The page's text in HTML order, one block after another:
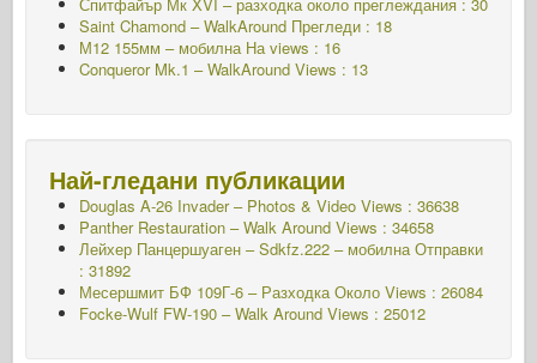
Saint Chamond – WalkAround Прегледи : 18
М12 155мм – мобилнаНа views : 16
Conqueror Mk.1 – WalkAround Views : 13
Най-гледани публикации
Douglas A-26 Invader – Photos & Video Views : 36638
Panther Restauration – Walk Around Views : 34658
Лейхер Панцершуаген – Sdkfz.222 – мобилнаОтправки
: 31892
Месершмит БФ 109Г-6 – Разходка Около Views : 26084
Focke-Wulf FW-190 – Walk Around Views : 25012